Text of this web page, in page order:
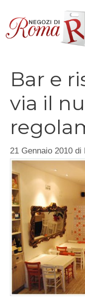
contenuto
Bar e
via il
21 Gennaio 2010 di